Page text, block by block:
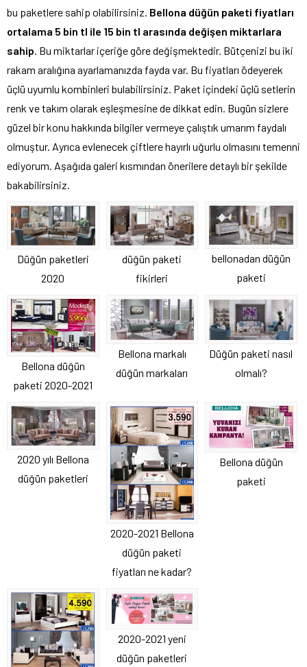
bu paketlere sahip olabilirsiniz. Bellona düğün paketi fiyatları
ortalama 5 bin tl ile 15 bin tl arasında değişen miktarlara
sahip . Bu miktarlar içeriğe göre değişmektedir. Bütçenizi bu iki
rakam aralığına ayarlamanızda fayda var. Bu fiyatları ödeyerek
üçlü uyumlu kombinleri bulabilirsiniz. Paket içindeki üçlü setlerin
renk ve takım olarak eşleşmesine de dikkat edin. Bugün sizlere
güzel bir konu hakkında bilgiler vermeye çalıştık umarım faydalı
olmuştur. Ayrıca evlenecek çiftlere hayırlı uğurlu olmasını temenni
ediyorum. Aşağıda galeri kısmından önerilere detaylı bir şekilde
bakabilirsiniz.
Düğün paketleri
2020
düğün paketi
fikirleri
bellonadan düğün
paketi
Bellona düğün
paketi 2020-2021
Bellona markalı
düğün markaları
Düğün paketi nasıl
olmalı?
2020 yılı Bellona
düğün paketleri
2020-2021 Bellona
düğün paketi
fiyatları ne kadar?
Bellona düğün
paketi
2020-2021 yeni
düğün paketleri